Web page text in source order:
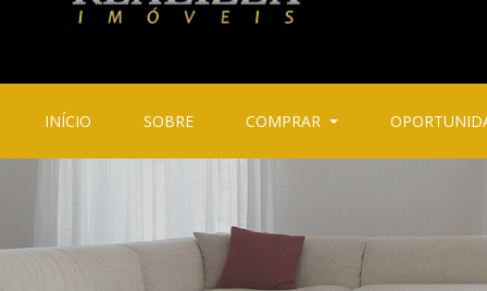
INÍCIO (CURRENT)SOBRE(CURRENT)COMPRAR